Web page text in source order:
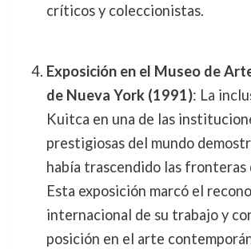
críticos y coleccionistas.
Exposición en el Museo de
de Nueva York (1991): La
Kuitca en una de las
prestigiosas del mundo
había trascendido las fronteras
Esta exposición marcó el
internacional de su trabajo y
posición en el arte